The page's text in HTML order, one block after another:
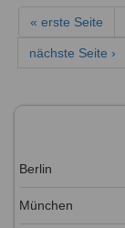
« erste Seite
nächste Seite ›
Berlin
München